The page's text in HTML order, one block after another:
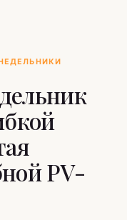
PV-